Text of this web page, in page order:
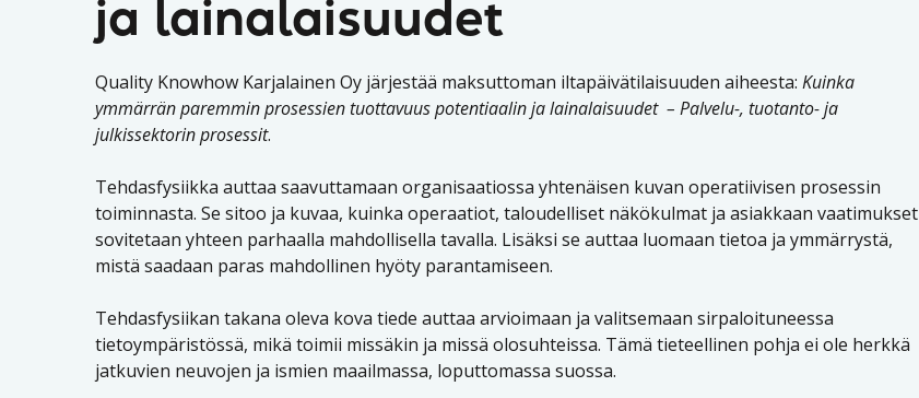
ja lainalaisuudet
Quality Knowhow Karjalainen Oy järjestää maksuttoman iltapäivätilaisuuden aiheesta: Kuinka
ymmärrän paremmin prosessien tuottavuus potentiaalin ja lainalaisuudet – Palvelu-, tuotanto- ja
julkissektorin prosessit.
Tehdasfysiikka auttaa saavuttamaan organisaatiossa yhtenäisen kuvan operatiivisen prosessin
toiminnasta. Se sitoo ja kuvaa, kuinka operaatiot, taloudelliset näkökulmat ja asiakkaan vaatimukset
sovitetaan yhteen parhaalla mahdollisella tavalla. Lisäksi se auttaa luomaan tietoa ja ymmärrystä,
mistä saadaan paras mahdollinen hyöty parantamiseen.
Tehdasfysiikan takana oleva kova tiede auttaa arvioimaan ja valitsemaan sirpaloituneessa
tietoympäristössä, mikä toimii missäkin ja missä olosuhteissa. Tämä tieteellinen pohja ei ole herkkä
jatkuvien neuvojen ja ismien maailmassa, loputtomassa suossa.